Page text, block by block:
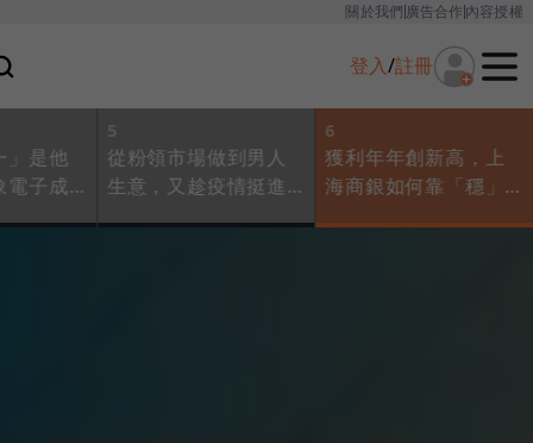
關於我們廣告合作內容授權
登入/註冊
」是他
電子成
5
從粉領市場做到男人
生意，又趁疫情挺進
6
獲利年年創新高，上
海商銀如何靠「穩」